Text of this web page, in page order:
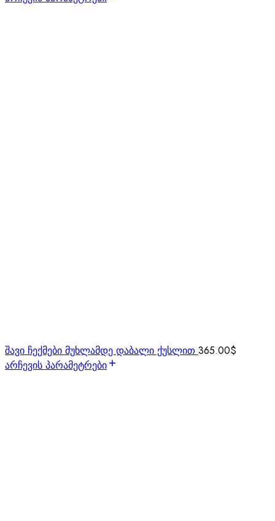
შავი ჩექმები მუხლამდე დაბალი ქუსლით 365.00$
არჩევის პარამეტრები